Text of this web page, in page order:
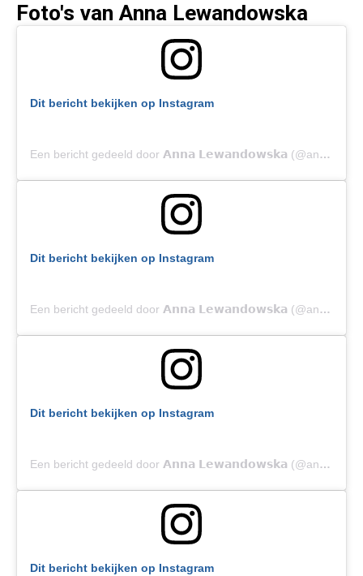
Foto's van Anna Lewandowska
Dit bericht bekijken op Instagram
Een bericht gedeeld door 𝗔𝗻𝗻𝗮 𝗟𝗲𝘄𝗮𝗻𝗱𝗼𝘄𝘀𝗸𝗮 (@annalewandowskahpba)
Dit bericht bekijken op Instagram
Een bericht gedeeld door 𝗔𝗻𝗻𝗮 𝗟𝗲𝘄𝗮𝗻𝗱𝗼𝘄𝘀𝗸𝗮 (@annalewandowskahpba)
Dit bericht bekijken op Instagram
Een bericht gedeeld door 𝗔𝗻𝗻𝗮 𝗟𝗲𝘄𝗮𝗻𝗱𝗼𝘄𝘀𝗸𝗮 (@annalewandowskahpba)
Dit bericht bekijken op Instagram